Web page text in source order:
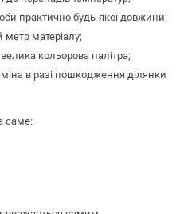
практично будь-якої довжини;
матеріалу;
кольорова палітра;
в разі пошкодження ділянки
саме: